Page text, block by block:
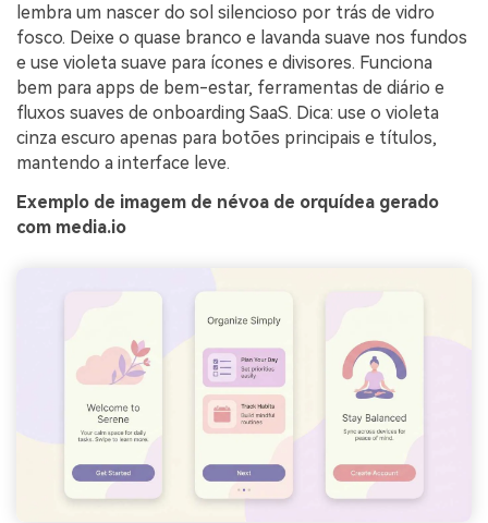
lembra um nascer do sol silencioso por trás de vidro
fosco. Deixe o quase branco e lavanda suave nos fundos
e use violeta suave para ícones e divisores. Funciona
bem para apps de bem-estar, ferramentas de diário e
fluxos suaves de onboarding SaaS. Dica: use o violeta
cinza escuro apenas para botões principais e títulos,
mantendo a interface leve.
Exemplo de imagem de névoa de orquídea gerado
com media.io